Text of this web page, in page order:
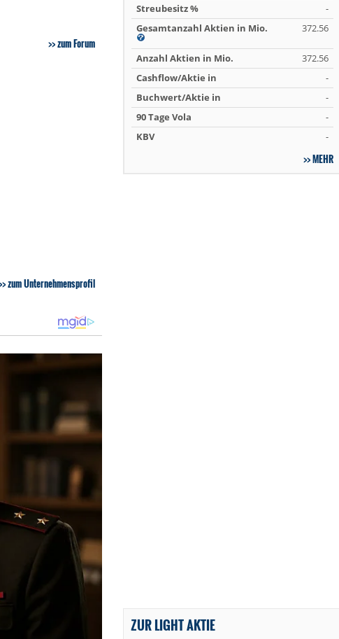
zum Forum
zum Unternehmensprofil
Streubesitz %
-
Gesamtanzahl Aktien in Mio.
372.56
Anzahl Aktien in Mio.
372.56
Cashflow/Aktie in
-
Buchwert/Aktie in
-
90 Tage Vola
-
KBV
-
MEHR
ZUR LIGHT AKTIE